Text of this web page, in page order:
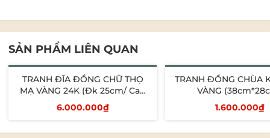
SẢN PHẨM LIÊN QUAN
TRANH ĐĨA ĐỒNG CHỮ THỌ
MẠ VÀNG 24K (Đk 25cm/ Cao
30cm)
6.000.000₫
TRANH ĐỒNG CHÙA
VÀNG
1.600.000₫